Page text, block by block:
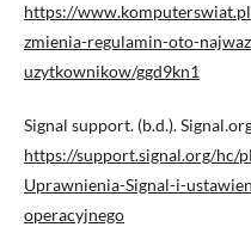
https://
zmienia-regulamin-oto-
uzytkownikow/ggd9kn1
Signal support. (b.d.).
https://support.signal.org/hc/
Uprawnienia-Signal-i-
operacyjnego